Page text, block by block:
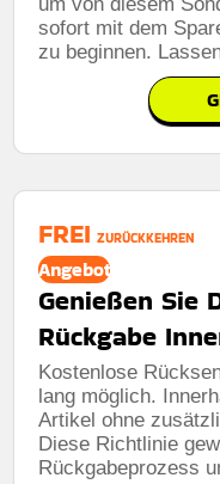
sofort mit dem
zu beginnen.
FREI ZURÜCKKEHREN
Angebot
Genießen Sie
Rückgabe
Kostenlose
lang möglich.
Artikel ohne
Diese Richtlinie
Rückgabeprozess